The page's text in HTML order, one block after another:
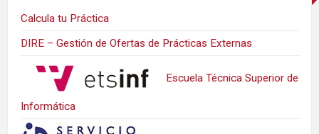
Calcula tu Práctica
DIRE – Gestión de Ofertas de Prácticas Externas
Escuela Técnica Superior de
Informática